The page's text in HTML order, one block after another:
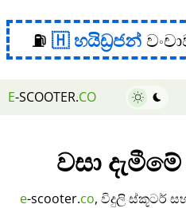
⛽ හයිඩ්‍රජන්
E-SCOOTER.CO
වසා
e-scooter.co, විදුලි ස්කූටර්